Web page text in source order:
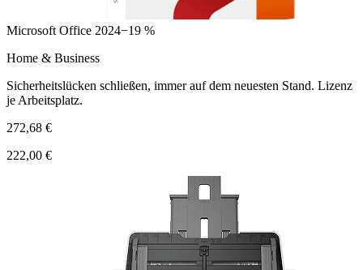
Microsoft Office 2024−19 %
Home & Business
Sicherheitslücken schließen, immer auf dem neuesten Stand. Lizenz
je Arbeitsplatz.
272,68 €
222,00 €